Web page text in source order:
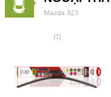
Mazda 323
(1)